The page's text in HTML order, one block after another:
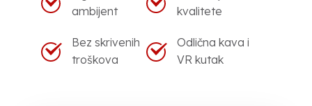
ambijent
kvalitete
Bez skrivenih
troškova
Odlična kava i
VR kutak